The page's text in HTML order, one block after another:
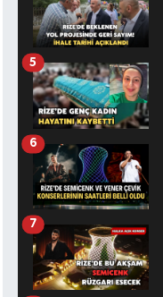
5
6
7